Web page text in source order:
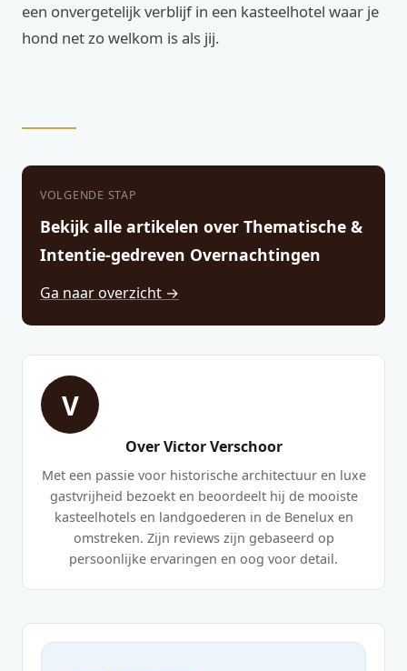
een onvergetelijk verblijf in een kasteelhotel waar je
hond net zo welkom is als jij.
VOLGENDE STAP
Bekijk alle artikelen over Thematische &
Intentie-gedreven Overnachtingen
Ga naar overzicht →
V
Over Victor Verschoor
Met een passie voor historische architectuur en luxe
gastvrijheid bezoekt en beoordeelt hij de mooiste
kasteelhotels en landgoederen in de Benelux en
omstreken. Zijn reviews zijn gebaseerd op
persoonlijke ervaringen en oog voor detail.